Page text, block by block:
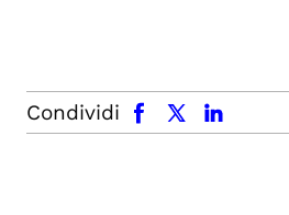
Condividi
facebook x.com linkedin